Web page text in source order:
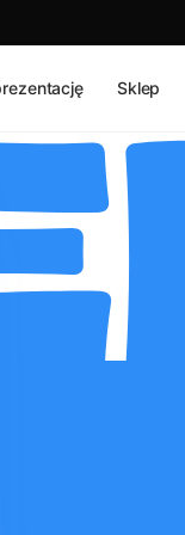
Sklep